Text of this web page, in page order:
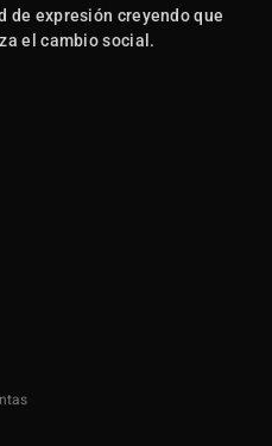
de expresión creyendo que
el cambio social.